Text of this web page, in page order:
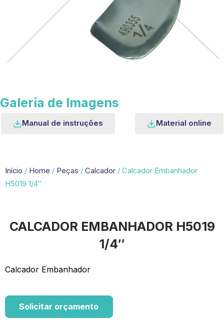
Galeria de Imagens
Manual de instruções Material online
Início / Home / Peças / Calcador / Calcador Embanhador
H5019 1/4″
CALCADOR EMBANHADOR H5019
1/4″
Calcador Embanhador
Solicitar orçamento